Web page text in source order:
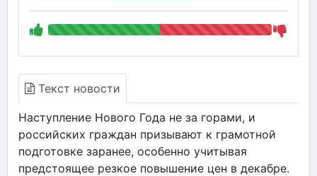
Текст новости
Наступление Нового Года не за горами, и
российских граждан призывают к грамотной
подготовке заранее, особенно учитывая
предстоящее резкое повышение цен в декабре.